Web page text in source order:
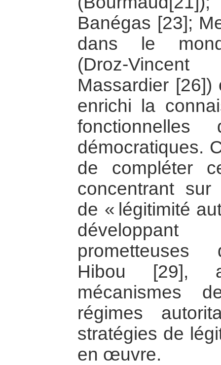
Banégas [23];
dans le
(Droz-
Massardier [26])
enrichi la
démocratiques.
de compléter
concentrant sur
de « légitimité
Hibou [29],
mécanismes
régimes
stratégies de
en œuvre.